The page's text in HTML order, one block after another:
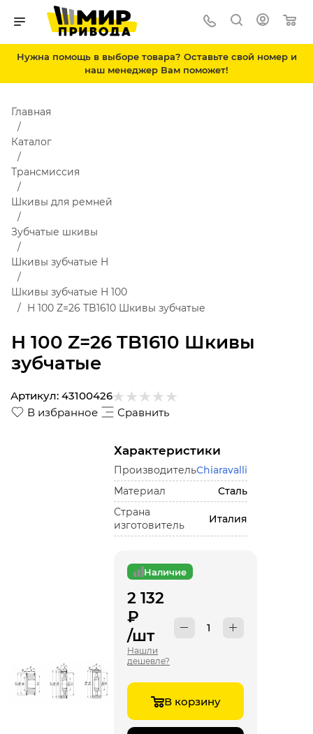
Нужна помощь в выборе товара? Оставьте свой номер и
наш менеджер Вам поможет!
H 100 Z=26 TB1610 Шкивы
зубчатые
Главная
Каталог
Трансмиссия
Шкивы для ремней
Зубчатые шкивы
Шкивы зубчатые H
Шкивы зубчатые H 100
H 100 Z=26 TB1610 Шкивы зубчатые
В избранное Сравнить
Артикул: 43100426
Характеристики
ПроизводительChiaravalli
Материал
Сталь
Страна
изготовитель
Италия
Наличие
2 132
₽
/шт
Нашли
дешевле?
В корзину